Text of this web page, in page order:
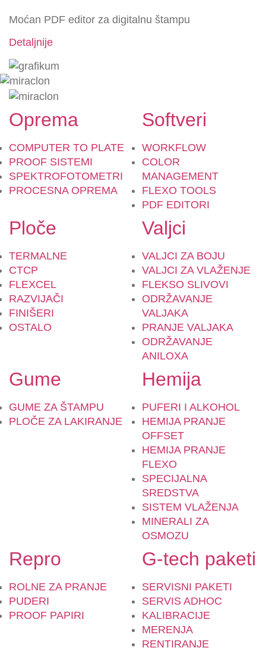
Moćan PDF editor za digitalnu štampu
Detaljnije
Oprema
COMPUTER TO PLATE
PROOF SISTEMI
SPEKTROFOTOMETRI
PROCESNA OPREMA
Softveri
WORKFLOW
COLOR
MANAGEMENT
FLEXO TOOLS
PDF EDITORI
Ploče
TERMALNE
CTCP
FLEXCEL
RAZVIJAČI
FINIŠERI
OSTALO
Valjci
VALJCI ZA BOJU
VALJCI ZA VLAŽENJE
FLEKSO SLIVOVI
ODRŽAVANJE
VALJAKA
PRANJE VALJAKA
ODRŽAVANJE
ANILOXA
Gume
GUME ZA ŠTAMPU
PLOČE ZA LAKIRANJE
Hemija
PUFERI I ALKOHOL
HEMIJA PRANJE
OFFSET
HEMIJA PRANJE
FLEXO
SPECIJALNA
SREDSTVA
SISTEM VLAŽENJA
MINERALI ZA
OSMOZU
Repro
ROLNE ZA PRANJE
PUDERI
PROOF PAPIRI
G-tech paketi
SERVISNI PAKETI
SERVIS ADHOC
KALIBRACIJE
MERENJA
RENTIRANJE